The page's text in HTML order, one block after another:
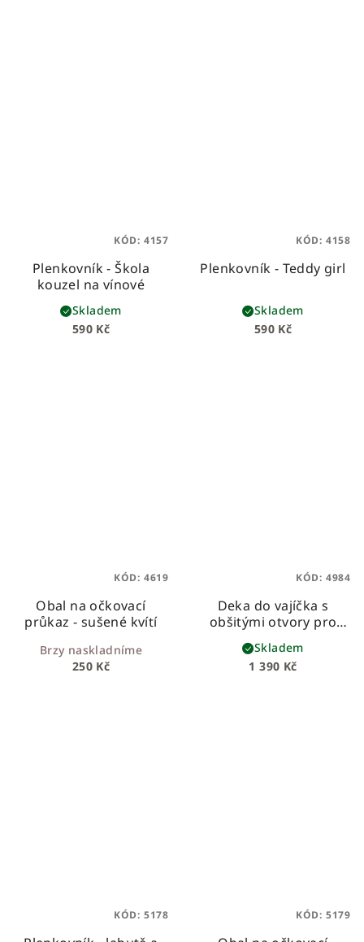
Plenkovník - Škola
kouzel na vínové
590 Kč
Skladem
KÓD: 4157
Plenkovník - Teddy girl
590 Kč
Skladem
KÓD: 4158
Obal na očkovací
průkaz - sušené kvítí
250 Kč
Brzy naskladníme
KÓD: 4619
Deka do vajíčka s
obšitými otvory pro
bezpečnostní pásy –
šalvějová se zajíčky
1 390 Kč
Skladem
KÓD: 4984
KÓD: 5178 KÓD: 5179